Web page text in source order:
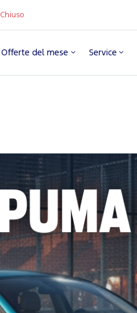
Chiuso
Offerte del mese Service